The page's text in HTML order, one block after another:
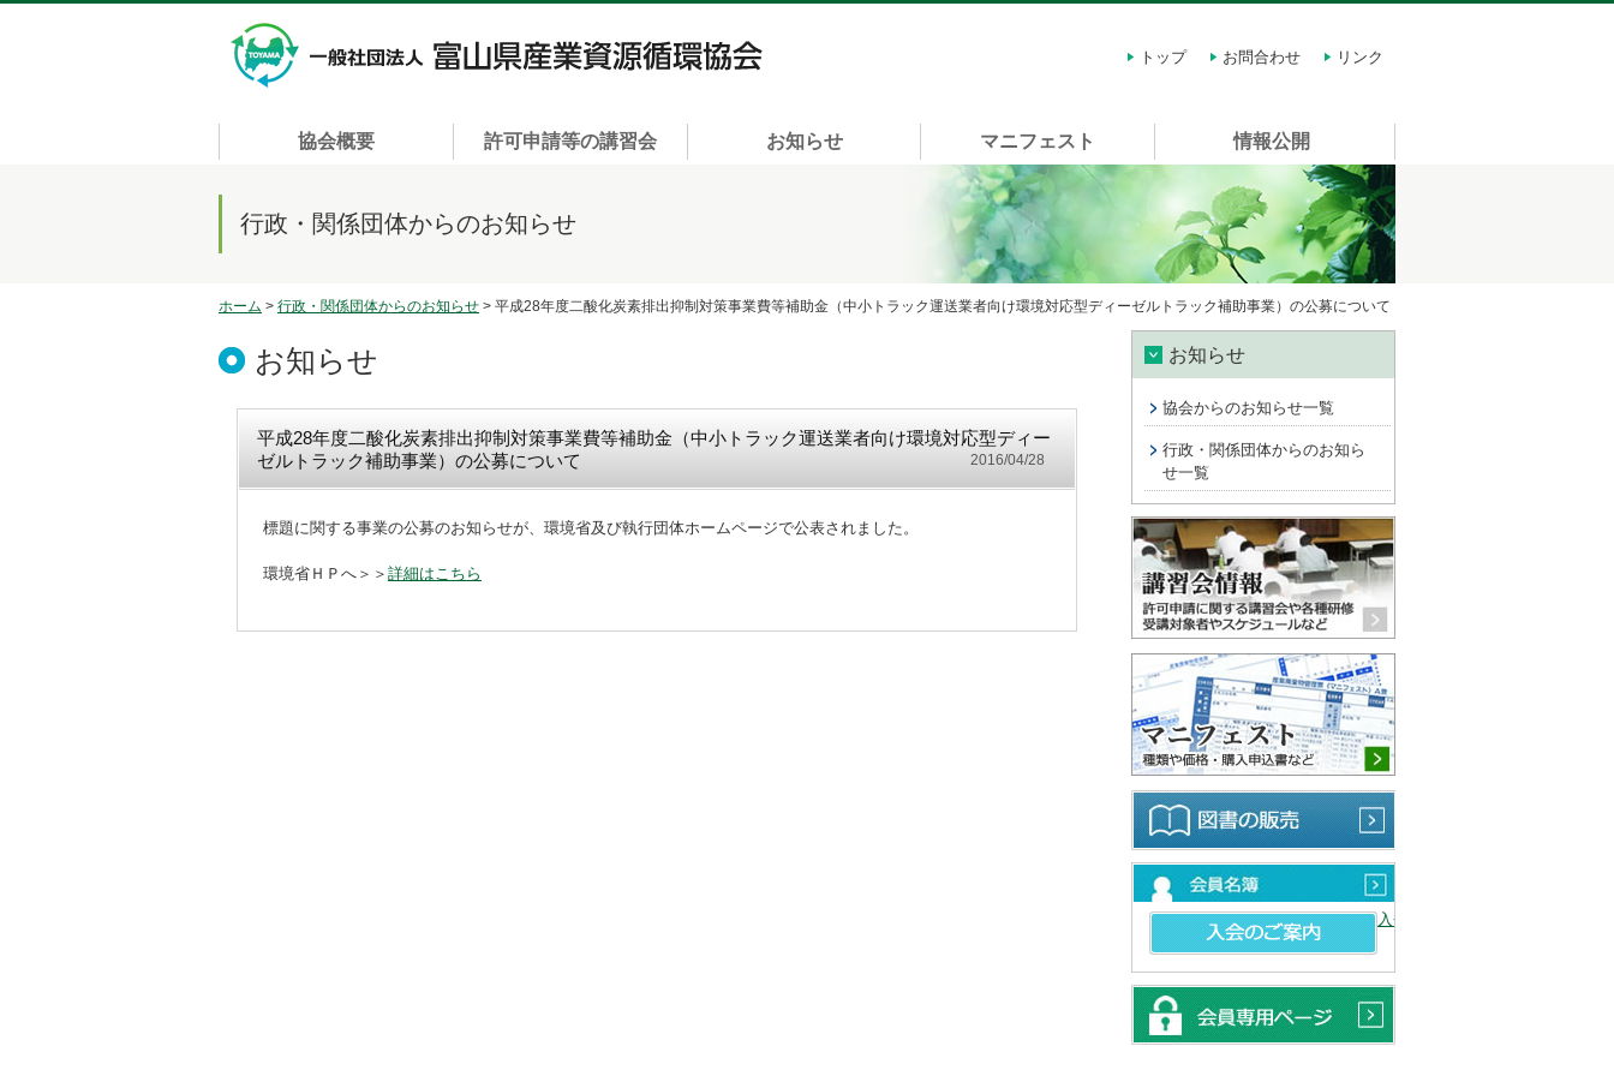
トップ
お問合わせ リンク
協会概要 許可申請等の講習会 お知らせ マニフェスト 情報公開
行政・関係団体からのお知らせ
ホーム > 行政・関係団体からのお知らせ > 平成28年度二酸化炭素排出抑制対策事業費等補助金（中小トラック運送業者向け環境対応型ディーゼルトラック補助事業）の公募について
お知らせ
平成28年度二酸化炭素排出抑制対策事業費等補助金（中小トラック運送業者向け環境対応型ディー
ゼルトラック補助事業）の公募について
2016/04/28
標題に関する事業の公募のお知らせが、環境省及び執行団体ホームページで公表されました。
環境省ＨＰへ＞＞ 詳細はこちら
お知らせ
協会からのお知らせ一覧
行政・関係団体からのお知ら
せ一覧
入会のご案内